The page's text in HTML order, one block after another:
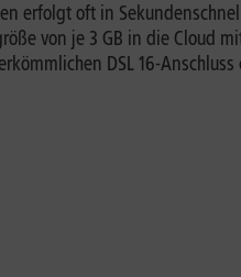
erfolgt oft in
von je 3 GB in die Cloud
DSL 16-Anschluss